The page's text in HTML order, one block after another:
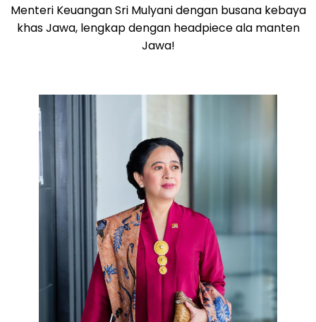
Menteri Keuangan Sri Mulyani dengan busana kebaya
khas Jawa, lengkap dengan headpiece ala manten
Jawa!